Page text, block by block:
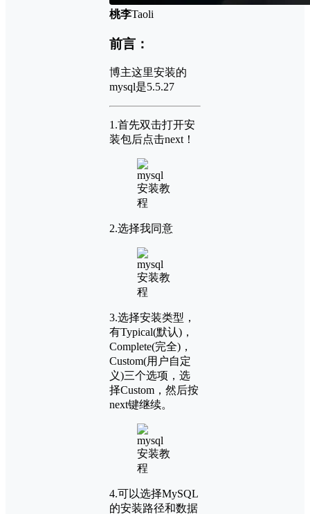
桃李Taoli
前言：
博主这里安装的
mysql是5.5.27
1.首先双击打开安
装包后点击next！
2.选择我同意
3.选择安装类型，
有Typical(默认)，
Complete(完全)，
Custom(用户自定
义)三个选项，选
择Custom，然后按
next键继续。
4.可以选择MySQL
的安装路径和数据